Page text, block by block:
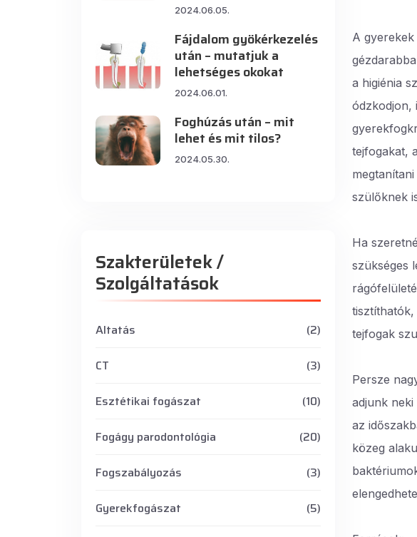
2024.06.05.
Fájdalom gyökérkezelés
után – mutatjuk a
lehetséges okokat
2024.06.01.
Foghúzás után – mit
lehet és mit tilos?
2024.05.30.
Szakterületek /
Szolgáltatások
Altatás
(2)
CT
(3)
Esztétikai fogászat
(10)
Fogágy parodontológia
(20)
Fogszabályozás
(3)
Gyerekfogászat
(5)
A
a higiénia
ódzkodjon,
tejfogakat,
szülőknek
Ha
szükséges
tisztíthatók,
tejfogak
Persze
adjunk
az
közeg